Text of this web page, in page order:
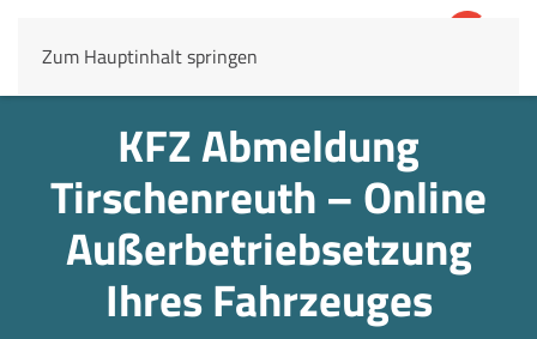
Zum Hauptinhalt springen
KFZ Abmeldung
Tirschenreuth – Online
Außerbetrieb­setzung
Ihres Fahrzeuges